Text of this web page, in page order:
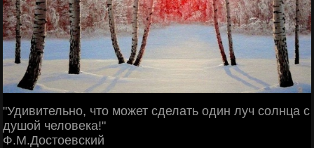
"Удивительно, что может сделать один луч солнца с
душой человека!"
Ф.М.Достоевский